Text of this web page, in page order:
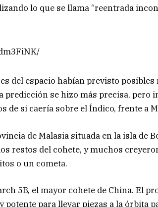
lo que se llama “reentrada
del espacio habían previsto
predicción se hizo más precisa, pero
de si caería sobre el Índico, frente a
de Malasia situada en la isla de
restos del cohete, y muchos
o un cometa.
5B, el mayor cohete de China. El
para llevar piezas a la órbita